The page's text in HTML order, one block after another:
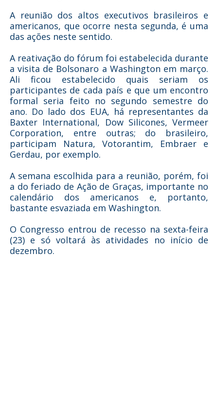
A reunião dos altos executivos brasileiros e
americanos, que ocorre nesta segunda, é uma
das ações neste sentido.
A reativação do fórum foi estabelecida durante
a visita de Bolsonaro a Washington em março.
Ali ficou estabelecido quais seriam os
participantes de cada país e que um encontro
formal seria feito no segundo semestre do
ano. Do lado dos EUA, há representantes da
Baxter International, Dow Silicones, Vermeer
Corporation, entre outras; do brasileiro,
participam Natura, Votorantim, Embraer e
Gerdau, por exemplo.
A semana escolhida para a reunião, porém, foi
a do feriado de Ação de Graças, importante no
calendário dos americanos e, portanto,
bastante esvaziada em Washington.
O Congresso entrou de recesso na sexta-feira
(23) e só voltará às atividades no início de
dezembro.